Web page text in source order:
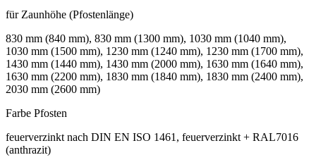
für Zaunhöhe (Pfostenlänge)
830 mm (840 mm), 830 mm (1300 mm), 1030 mm (1040 mm),
1030 mm (1500 mm), 1230 mm (1240 mm), 1230 mm (1700 mm),
1430 mm (1440 mm), 1430 mm (2000 mm), 1630 mm (1640 mm),
1630 mm (2200 mm), 1830 mm (1840 mm), 1830 mm (2400 mm),
2030 mm (2600 mm)
Farbe Pfosten
feuerverzinkt nach DIN EN ISO 1461, feuerverzinkt + RAL7016
(anthrazit)